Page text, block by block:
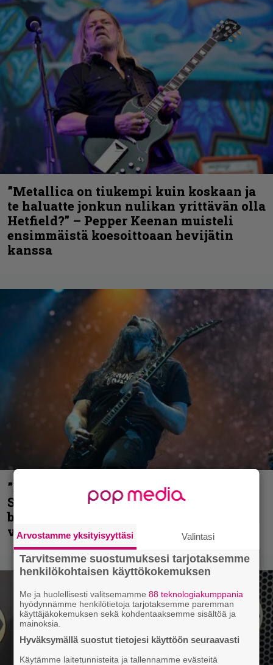
”Metallica on tiukempi kuin koskaan ja
te haluatte jonkun nulikan yrittävän olla
Hetfield?” – Pepper Keenan muisteli
ensimmäistä koesoittoaan hevijätin
kanssa
”He ovat tuoneet soittoon jotain uutta” –
Sepulturan Andreas Kisser nimeää
bändin, jonka riffit ovat tehneet
vaikutuksen
Arvostamme yksityisyyttäsi Valintasi
Tarvitsemme suostumuksesi tarjotaksemme
henkilökohtaisen käyttökokemuksen
Me ja huolellisesti valitsemamme88 teknologiakumppania
hyödynnämme henkilötietoja tarjotaksemme paremman
käyttäjäkokemuksen sekä kohdentaaksemme sisältöä ja
mainoksia.
Hyväksymällä suostut tietojesi käyttöön seuraavasti
Käytämme laitetunnisteita ja tallennamme evästeitä